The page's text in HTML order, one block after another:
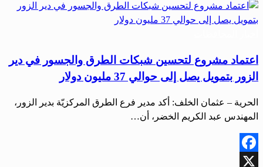
اعتماد مشروع لتحسين شبكات الطرق والجسور في دير
الزور بتمويل يصل إلى حوالي 37 مليون دولار
الحرية – عثمان الخلف: أكد مدير فرع الطرق المركزيّة بدير الزور،
المهندس عبد الكريم الخضر، أن…
Facebook